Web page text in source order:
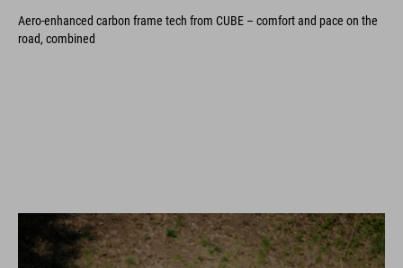
Aero-enhanced carbon frame tech from CUBE – comfort and pace on the
road, combined